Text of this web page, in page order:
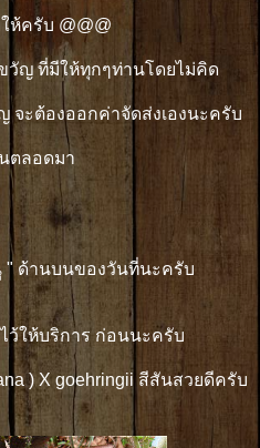
ห้ครับ @@@
วัญ ที่มีให้ทุกๆท่านโดยไม่คิด
จะต้องออกค่าจัดส่งเองนะครับ
ตลอดมา
" ด้านบนของวันที่นะครับ
ให้บริการ ก่อนนะครับ
) X goehringii สีสันสวยดีครับ